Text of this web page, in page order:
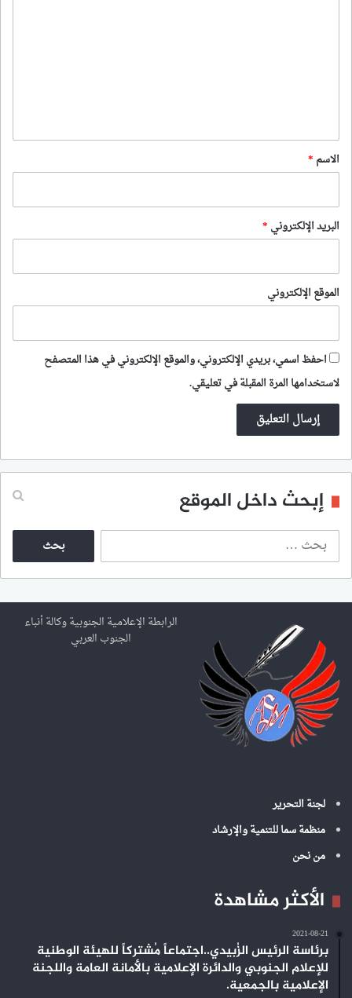
*
الاسم *
البريد الإلكتروني *
الموقع الإلكتروني
احفظ اسمي، بريدي الإلكتروني، والموقع الإلكتروني في هذا المتصفح
لاستخدامها المرة المقبلة في تعليقي.
إبحث داخل الموقع
ث
ع
ن
الرابطة الإعلامية الجنوبية وكالة أنباء
الجنوب العربي
لجنة التحرير
منظمة سما للتنمية والإرشاد
من نحن
الأكثر مشاهدة
2021-08-21
برئاسة الرئيس الزُبيدي..اجتماعاً مُشتركاً للهيئة الوطنية
للإعلام الجنوبي والدائرة الإعلامية بالأمانة العامة واللجنة
الإعلامية بالجمعية.